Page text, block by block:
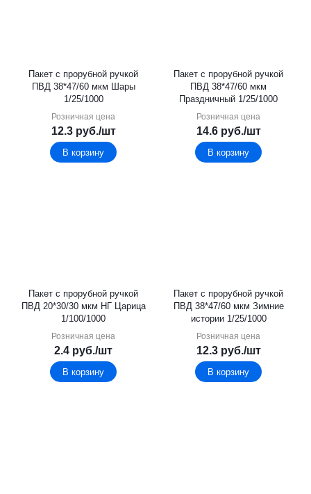
Пакет с прорубной ручкой
ПВД 38*47/60 мкм Шары
1/25/1000
Розничная цена
12.3руб./шт
В корзину
Пакет с прорубной ручкой
ПВД 38*47/60 мкм
Праздничный 1/25/1000
Розничная цена
14.6руб./шт
В корзину
Пакет с прорубной ручкой
ПВД 20*30/30 мкм НГ Царица
1/100/1000
Розничная цена
2.4 руб./шт
В корзину
Пакет с прорубной ручкой
ПВД 38*47/60 мкм Зимние
истории 1/25/1000
Розничная цена
12.3руб./шт
В корзину